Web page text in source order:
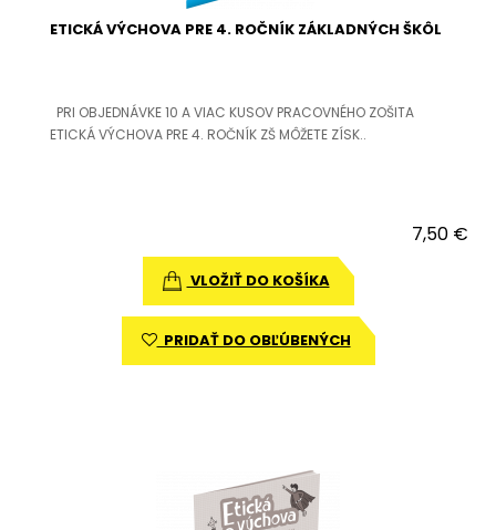
ETICKÁ VÝCHOVA PRE 4. ROČNÍK ZÁKLADNÝCH ŠKÔL
PRI OBJEDNÁVKE 10 A VIAC KUSOV PRACOVNÉHO ZOŠITA
ETICKÁ VÝCHOVA PRE 4. ROČNÍK ZŠ MÔŽETE ZÍSK..
7,50 €
VLOŽIŤ DO KOŠÍKA
PRIDAŤ DO OBĽÚBENÝCH